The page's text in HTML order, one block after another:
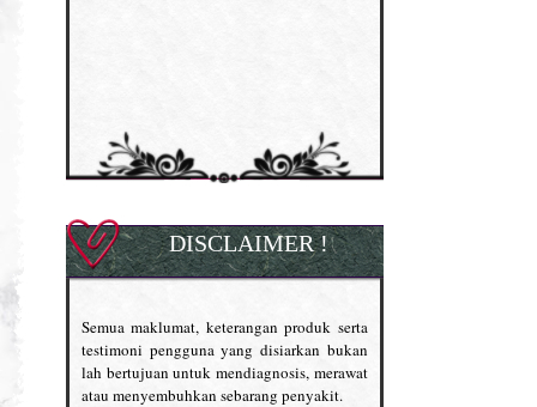
DISCLAIMER !
Semua maklumat, keterangan produk serta
testimoni pengguna yang disiarkan bukan
lah bertujuan untuk mendiagnosis, merawat
atau menyembuhkan sebarang penyakit.